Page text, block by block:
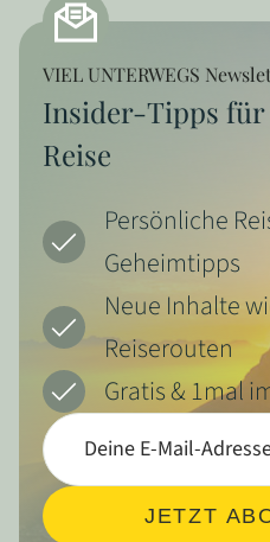
VIEL UNTERWEGS
Insider-Tipps für
Reise
Persönliche
Geheimtipps
Neue Inhalte
Reiserouten
Gratis & 1mal
JETZT